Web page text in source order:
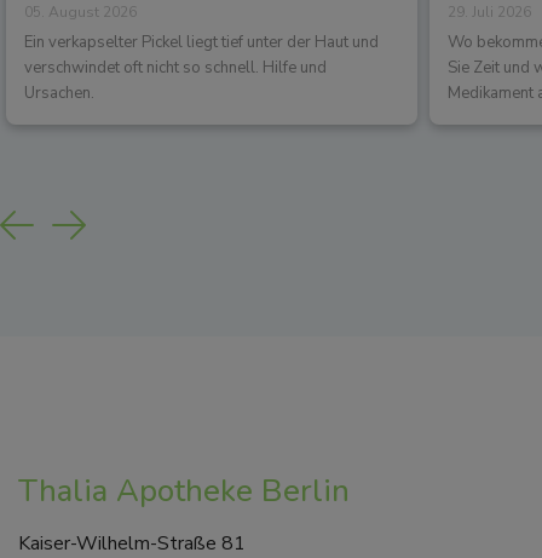
los?
05. August 2026
Ein verkapselter Pickel liegt tief unter der Haut und
verschwindet oft nicht so schnell. Hilfe und
Ursachen.
29. Juli 2026
Wo
Sie Zeit und
Medikament
Previous
Next
Thalia Apotheke Berlin
Kaiser-Wilhelm-Straße 81